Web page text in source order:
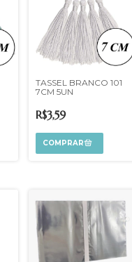
TASSEL BRANCO 101
7CM 5UN
R$3,59